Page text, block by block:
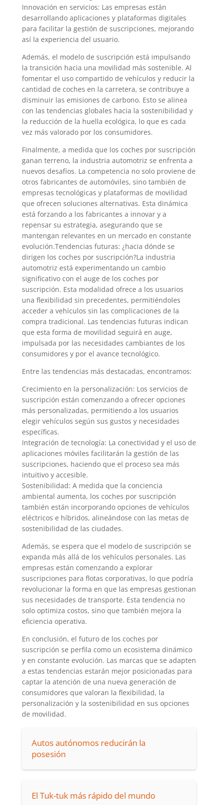
Innovación en servicios: Las empresas están
desarrollando aplicaciones y plataformas digitales
para facilitar la gestión de suscripciones, mejorando
así la experiencia del usuario.
Además, el modelo de suscripción está impulsando
la transición hacia una movilidad más sostenible. Al
fomentar el uso compartido de vehículos y reducir la
cantidad de coches en la carretera, se contribuye a
disminuir las emisiones de carbono. Esto se alinea
con las tendencias globales hacia la sostenibilidad y
la reducción de la huella ecológica, lo que es cada
vez más valorado por los consumidores.
Finalmente, a medida que los coches por suscripción
ganan terreno, la industria automotriz se enfrenta a
nuevos desafíos. La competencia no solo proviene de
otros fabricantes de automóviles, sino también de
empresas tecnológicas y plataformas de movilidad
que ofrecen soluciones alternativas. Esta dinámica
está forzando a los fabricantes a innovar y a
repensar su estrategia, asegurando que se
mantengan relevantes en un mercado en constante
evolución.Tendencias futuras: ¿hacia dónde se
dirigen los coches por suscripción?La industria
automotriz está experimentando un cambio
significativo con el auge de los coches por
suscripción. Esta modalidad ofrece a los usuarios
una flexibilidad sin precedentes, permitiéndoles
acceder a vehículos sin las complicaciones de la
compra tradicional. Las tendencias futuras indican
que esta forma de movilidad seguirá en auge,
impulsada por las necesidades cambiantes de los
consumidores y por el avance tecnológico.
Entre las tendencias más destacadas, encontramos:
Crecimiento en la personalización: Los servicios de
suscripción están comenzando a ofrecer opciones
más personalizadas, permitiendo a los usuarios
elegir vehículos según sus gustos y necesidades
específicas.
Integración de tecnología: La conectividad y el uso de
aplicaciones móviles facilitarán la gestión de las
suscripciones, haciendo que el proceso sea más
intuitivo y accesible.
Sostenibilidad: A medida que la conciencia
ambiental aumenta, los coches por suscripción
también están incorporando opciones de vehículos
eléctricos e híbridos, alineándose con las metas de
sostenibilidad de las ciudades.
Además, se espera que el modelo de suscripción se
expanda más allá de los vehículos personales. Las
empresas están comenzando a explorar
suscripciones para flotas corporativas, lo que podría
revolucionar la forma en que las empresas gestionan
sus necesidades de transporte. Esta tendencia no
solo optimiza costos, sino que también mejora la
eficiencia operativa.
En conclusión, el futuro de los coches por
suscripción se perfila como un ecosistema dinámico
y en constante evolución. Las marcas que se adapten
a estas tendencias estarán mejor posicionadas para
captar la atención de una nueva generación de
consumidores que valoran la flexibilidad, la
personalización y la sostenibilidad en sus opciones
de movilidad.
Autos autónomos reducirán la
posesión
El Tuk-tuk más rápido del mundo